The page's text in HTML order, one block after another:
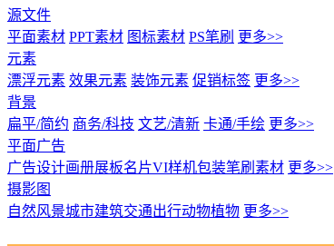
源文件
平面素材 PPT素材 图标素材 PS笔刷 更多>>
元素
漂浮元素 效果元素 装饰元素 促销标签 更多>>
背景
扁平/简约 商务/科技 文艺/清新 卡通/手绘 更多>>
平面广告
广告设计画册展板名片VI样机包装笔刷素材 更多>>
摄影图
自然风景城市建筑交通出行动物植物 更多>>